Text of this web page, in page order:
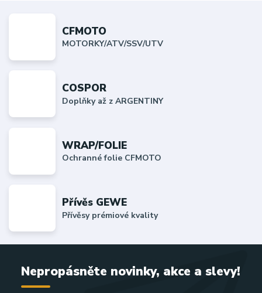
CFMOTO
MOTORKY/ATV/SSV/UTV
COSPOR
Doplňky až z ARGENTINY
WRAP/FOLIE
Ochranné folie CFMOTO
Přívěs GEWE
Přívěsy prémiové kvality
Nepropásněte novinky, akce a slevy!